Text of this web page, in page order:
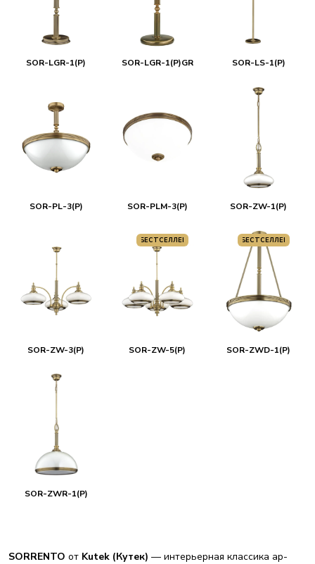
SOR-LGR-1(P) SOR-LGR-1(P)GR SOR-LS-1(P)
SOR-PL-3(P) SOR-PLM-3(P) SOR-ZW-1(P)
SOR-ZW-3(P)
БЕСТСЕЛЛЕР
SOR-ZW-5(P)
БЕСТСЕЛЛЕР
SOR-ZWD-1(P)
SOR-ZWR-1(P)
SORRENTO от Kutek (Кутек) — интерьерная классика ар-